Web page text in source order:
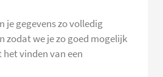
je gegevens zo volledig
zodat we je zo goed mogelijk
vinden van een